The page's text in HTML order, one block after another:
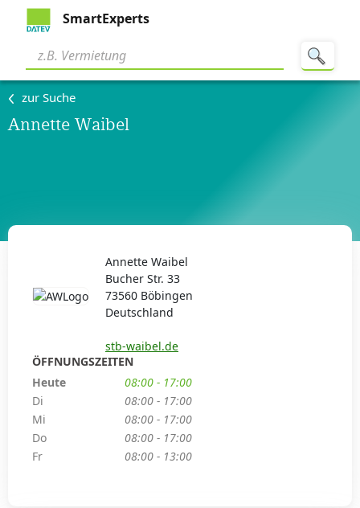
SmartExperts
zur Suche
Annette Waibel
Annette Waibel
Bucher Str. 33
73560 Böbingen
Deutschland
stb-waibel.de
ÖFFNUNGSZEITEN
Heute
08:00 - 17:00
Di
08:00 - 17:00
Mi
08:00 - 17:00
Do
08:00 - 17:00
Fr
08:00 - 13:00